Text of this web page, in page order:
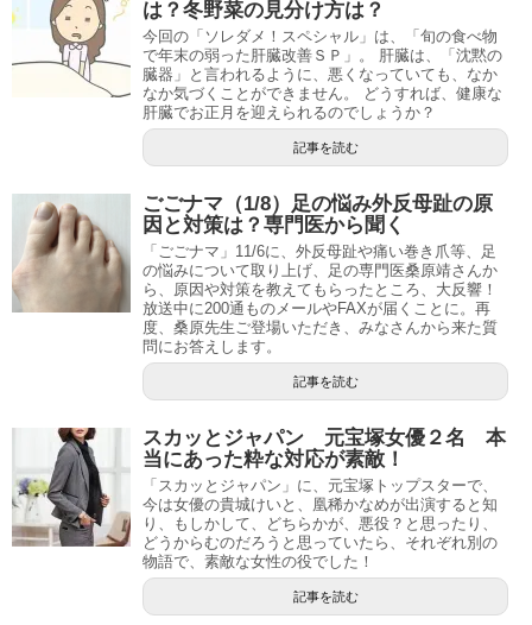
は？冬野菜の見分け方は？
今回の「ソレダメ！スペシャル」は、「旬の食べ物
で年末の弱った肝臓改善ＳＰ」。 肝臓は、「沈黙の
臓器」と言われるように、悪くなっていても、なか
なか気づくことができません。 どうすれば、健康な
肝臓でお正月を迎えられるのでしょうか？
記事を読む
ごごナマ（1/8）足の悩み外反母趾の原
因と対策は？専門医から聞く
「ごごナマ」11/6に、外反母趾や痛い巻き爪等、足
の悩みについて取り上げ、足の専門医桑原靖さんか
ら、原因や対策を教えてもらったところ、大反響！
放送中に200通ものメールやFAXが届くことに。再
度、桑原先生ご登場いただき、みなさんから来た質
問にお答えします。
記事を読む
スカッとジャパン 元宝塚女優２名 本
当にあった粋な対応が素敵！
「スカッとジャパン」に、元宝塚トップスターで、
今は女優の貴城けいと、凰稀かなめが出演すると知
り、もしかして、どちらかが、悪役？と思ったり、
どうからむのだろうと思っていたら、それぞれ別の
物語で、素敵な女性の役でした！
記事を読む